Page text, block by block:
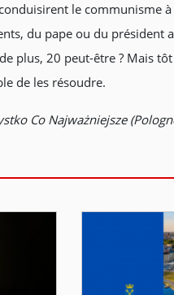
le communisme
du pape ou du président
plus, 20 peut-être ? Mais
de les résoudre.
Co Najważniejsze